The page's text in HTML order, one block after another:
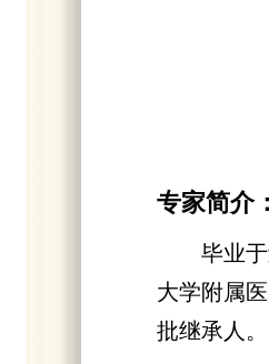
专家简介：
毕业
大学附属
批继承人。